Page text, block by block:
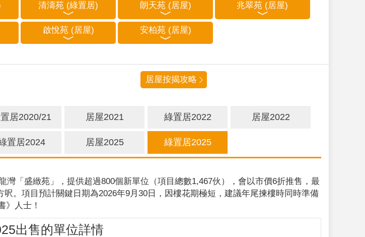
清濤苑 (綠置居) 朗天苑 (居屋) 兆翠苑 (居屋)
啟悅苑 (居屋) 安柏苑 (居屋)
居屋按揭攻略
居2020/21 居屋2021 綠置居2022 居屋2022
置居2024 居屋2025 綠置居2025
「盛緻苑」，提供超過800個新單位（項目總數1,467伙），會以市價6折推售，最
。項目預計關鍵日期為2026年9月30日，因樓花期極短，建議年尾揀樓時同時準備
》人士！
出售的單位詳情